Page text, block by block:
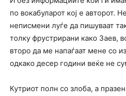
по вокабуларот кој е авторот.
неписмени луѓе да пишуваат
толку фрустрирани како Заев,
второ да ме напаѓаат мене со
одкако десер години веќе не
Кутриот полн со злоба, а празен